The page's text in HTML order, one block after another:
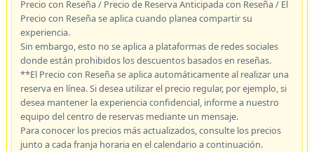
Precio con Reseña / Precio de Reserva Anticipada con Reseña / El
Precio con Reseña se aplica cuando planea compartir su
experiencia.
Sin embargo, esto no se aplica a plataformas de redes sociales
donde están prohibidos los descuentos basados en reseñas.
**El Precio con Reseña se aplica automáticamente al realizar una
reserva en línea. Si desea utilizar el precio regular, por ejemplo, si
desea mantener la experiencia confidencial, informe a nuestro
equipo del centro de reservas mediante un mensaje.
Para conocer los precios más actualizados, consulte los precios
junto a cada franja horaria en el calendario a continuación.